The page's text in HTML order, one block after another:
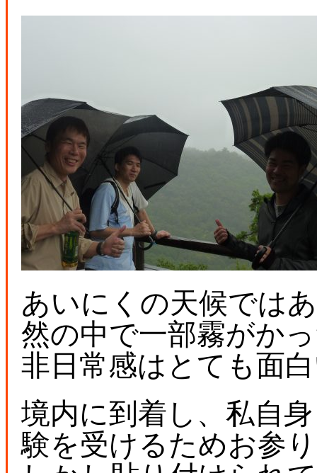
あいにくの天候では
然の中で一部霧がか
非日常感はとても面
境内に到着し、私自
験を受けるためお参